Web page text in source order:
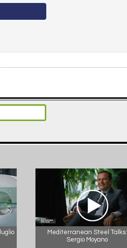
Mediterranean Steel Talks:
Sergio Moyano